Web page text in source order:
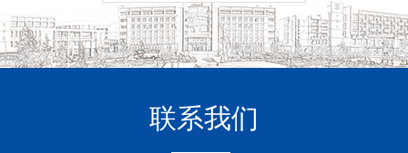
联系我们